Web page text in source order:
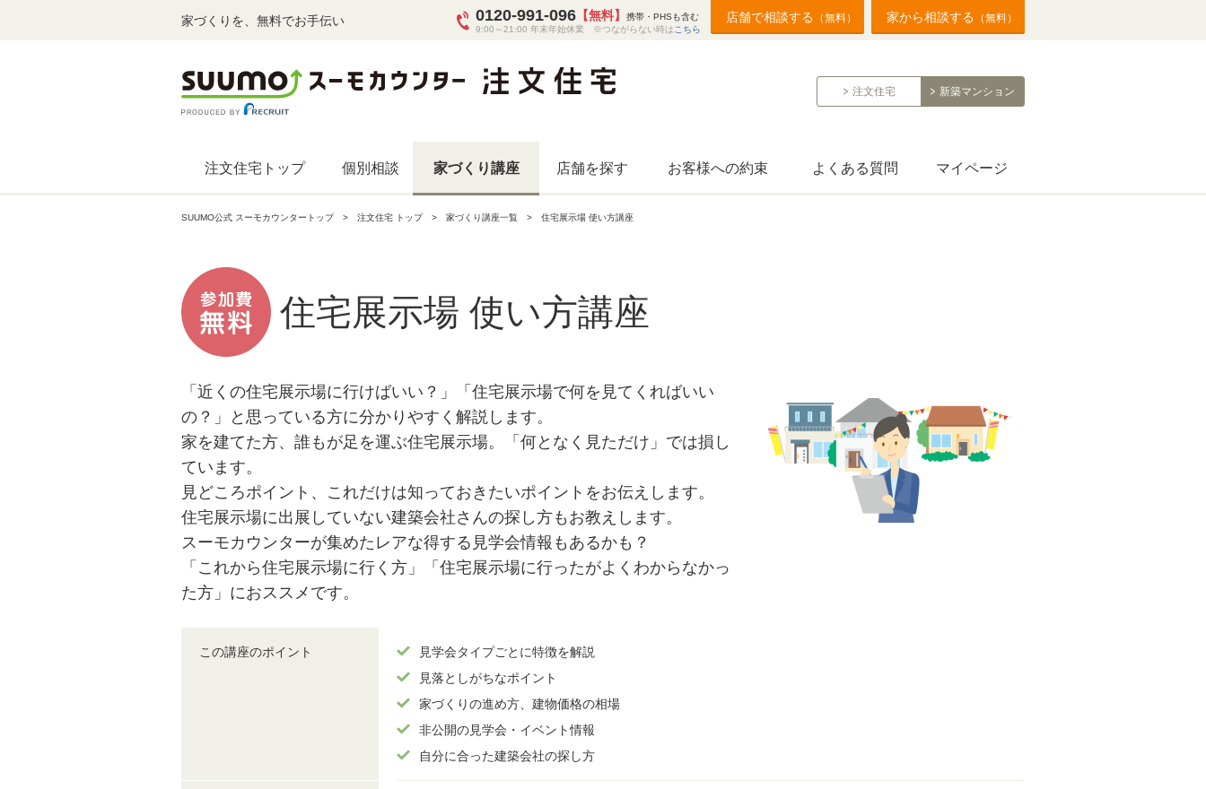
家づくりを、無料でお手伝い 0120-991-096 【無料】
携帯・PHSも含む
9:00～21:00 年末年始休業 ※つながらない時は こちら
店舗で相談する （無料） 家から相談する （無料）
注文住宅 新築マンション
注文住宅トップ 個別相談 家づくり講座 店舗を探す お客様への約束 よくある質問 マイページ
SUUMO公式 スーモカウンタートップ 注文住宅 トップ 家づくり講座一覧 住宅展示場 使い方講座
住宅展示場 使い方講座
「近くの住宅展示場に行けばいい？」「住宅展示場で何を見てくればいい
の？」と思っている方に分かりやすく解説します。
家を建てた方、誰もが足を運ぶ住宅展示場。「何となく見ただけ」では損し
ています。
見どころポイント、これだけは知っておきたいポイントをお伝えします。
住宅展示場に出展していない建築会社さんの探し方もお教えします。
スーモカウンターが集めたレアな得する見学会情報もあるかも？
「これから住宅展示場に行く方」「住宅展示場に行ったがよくわからなかっ
た方」におススメです。
この講座のポイント
見学会タイプごとに特徴を解説
見落としがちなポイント
家づくりの進め方、建物価格の相場
非公開の見学会・イベント情報
自分に合った建築会社の探し方